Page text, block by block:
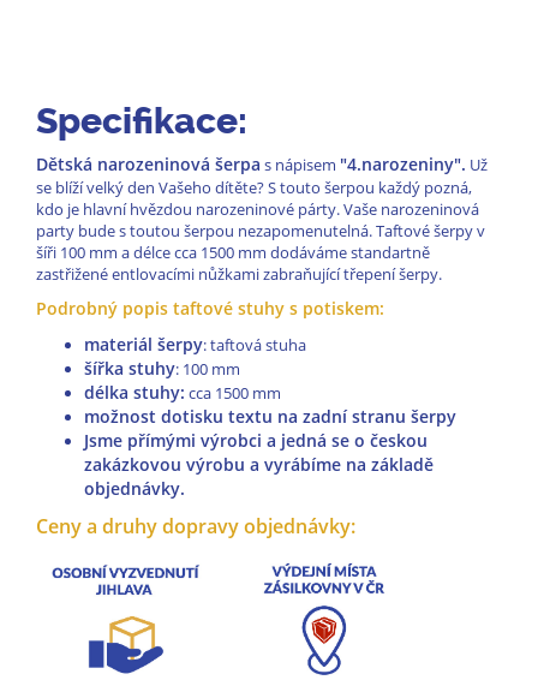
Specifikace:
Dětská narozeninová šerpa s nápisem "4.narozeniny". Už
se blíží velký den Vašeho dítěte? S touto šerpou každý pozná,
kdo je hlavní hvězdou narozeninové párty. Vaše narozeninová
party bude s toutou šerpou nezapomenutelná. Taftové šerpy v
šíři 100 mm a délce cca 1500 mm dodáváme standartně
zastřižené entlovacími nůžkami zabraňující třepení šerpy.
Podrobný popis taftové stuhy s potiskem:
materiál šerpy: taftová stuha
šířka stuhy: 100 mm
délka stuhy: cca 1500 mm
možnost dotisku textu na zadní stranu šerpy
Jsme přímými výrobci a jedná se o českou
zakázkovou výrobu a vyrábíme na základě
objednávky.
Ceny a druhy dopravy objednávky: